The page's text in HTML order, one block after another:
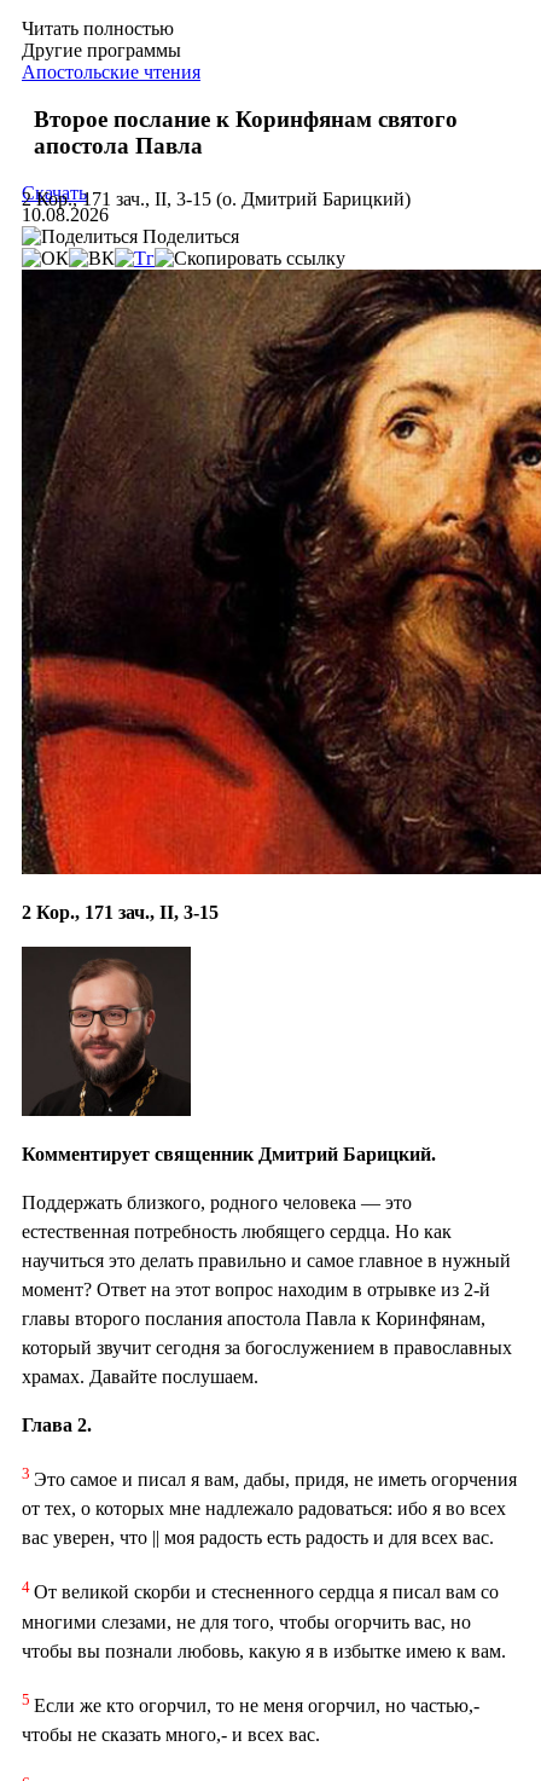
Читать полностью
Другие программы
Апостольские чтения
Второе послание к Коринфянам святого
апостола Павла
2 Кор., 171 зач., II, 3-15 (о. Дмитрий Барицкий)
Скачать
10.08.2026
Поделиться
2 Кор., 171 зач., II, 3-15
Комментирует священник Дмитрий Барицкий.
Поддержать близкого, родного человека — это
естественная потребность любящего сердца. Но как
научиться это делать правильно и самое главное в нужный
момент? Ответ на этот вопрос находим в отрывке из 2-й
главы второго послания апостола Павла к Коринфянам,
который звучит сегодня за богослужением в православных
храмах. Давайте послушаем.
Глава 2.
3 Это самое и писал я вам, дабы, придя, не иметь огорчения
от тех, о которых мне надлежало радоваться: ибо я во всех
вас уверен, что || моя радость есть радость и для всех вас.
4 От великой скорби и стесненного сердца я писал вам со
многими слезами, не для того, чтобы огорчить вас, но
чтобы вы познали любовь, какую я в избытке имею к вам.
5 Если же кто огорчил, то не меня огорчил, но частью,-
чтобы не сказать много,- и всех вас.